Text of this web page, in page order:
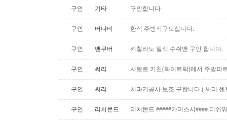
구인 기타 구인합니다
구인 버나비 한식 주방식구모십니다.
구인 밴쿠버 키칠라노 일식 수쉬맨 구인 합니다.
구인 써리 사뽀로 키친(화이트락)에서 주방파
구인 써리 치과기공사 보조 구합니다 ( 써리
구인 리치몬드 리치몬드 #####가미스시#### 디쉬